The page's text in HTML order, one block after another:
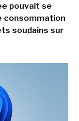
pouvait se
consommation
soudains sur